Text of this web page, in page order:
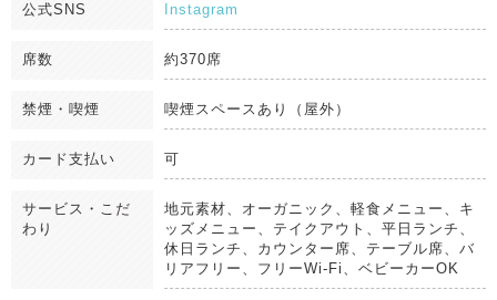
公式SNS Instagram
席数 約370席
禁煙・喫煙 喫煙スペースあり（屋外）
カード支払い 可
サービス・こだ
わり
地元素材、オーガニック、軽食メニュー、キ
ッズメニュー、テイクアウト、平日ランチ、
休日ランチ、カウンター席、テーブル席、バ
リアフリー、フリーWi-Fi、ベビーカーOK